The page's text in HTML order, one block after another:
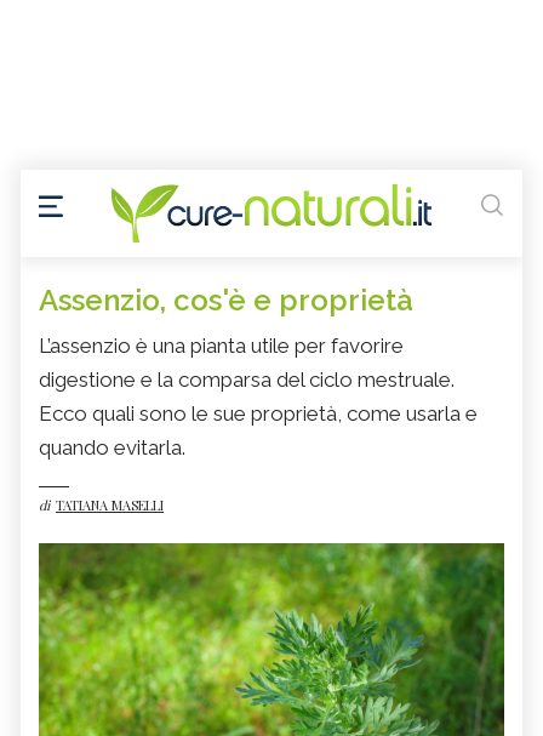
Assenzio, cos'è e proprietà
L’assenzio è una pianta utile per favorire
digestione e la comparsa del ciclo mestruale.
Ecco quali sono le sue proprietà, come usarla e
quando evitarla.
di TATIANA MASELLI